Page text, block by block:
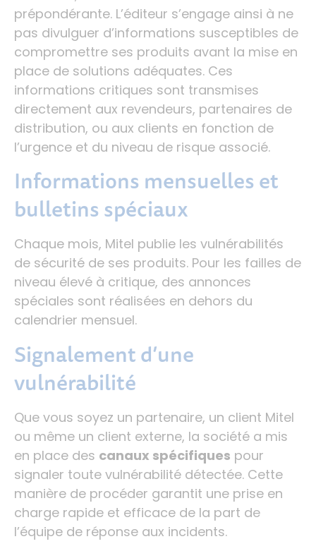
prépondérante. L’éditeur s’engage ainsi à ne
pas divulguer d’informations susceptibles de
compromettre ses produits avant la mise en
place de solutions adéquates. Ces
informations critiques sont transmises
directement aux revendeurs, partenaires de
distribution, ou aux clients en fonction de
l’urgence et du niveau de risque associé.
Informations mensuelles et
bulletins spéciaux
Chaque mois, Mitel publie les vulnérabilités
de sécurité de ses produits. Pour les failles de
niveau élevé à critique, des annonces
spéciales sont réalisées en dehors du
calendrier mensuel.
Signalement d’une
vulnérabilité
Que vous soyez un partenaire, un client Mitel
ou même un client externe, la société a mis
en place des canaux spécifiques pour
signaler toute vulnérabilité détectée. Cette
manière de procéder garantit une prise en
charge rapide et efficace de la part de
l’équipe de réponse aux incidents.